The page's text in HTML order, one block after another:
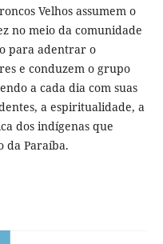
Velhos assumem o
no meio da comunidade
para adentrar o
e conduzem o grupo
a cada dia com suas
a espiritualidade, a
dos indígenas que
da Paraíba.